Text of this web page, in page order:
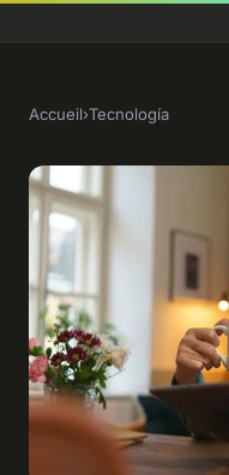
Accueil›Tecnología